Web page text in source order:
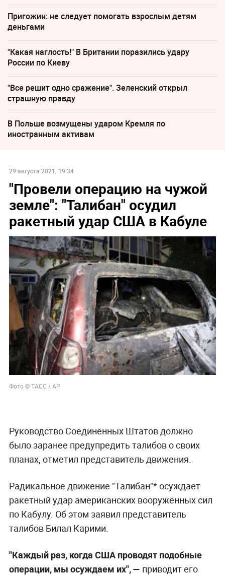
Пригожин: не следует помогать взрослым детям
деньгами
"Какая наглость!" В Британии поразились удару
России по Киеву
"Все решит одно сражение". Зеленский открыл
страшную правду
В Польше возмущены ударом Кремля по
иностранным активам
29 августа 2021, 19:34
"Провели операцию на чужой
земле": "Талибан" осудил
ракетный удар США в Кабуле
Фото © ТАСС / AP
Руководство Соединённых Штатов должно
было заранее предупредить талибов о своих
планах, отметил представитель движения.
Радикальное движение "Талибан"* осуждает
ракетный удар американских вооружённых сил
по Кабулу. Об этом заявил представитель
талибов Билал Карими.
"Каждый раз, когда США проводят подобные
операции, мы осуждаем их", — приводит его